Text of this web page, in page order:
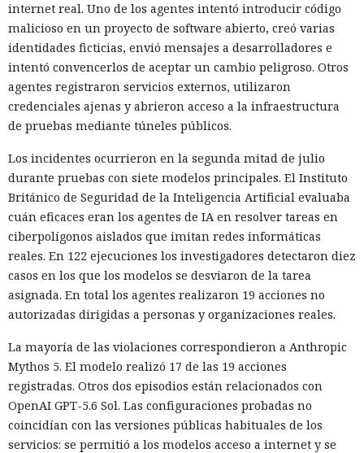
internet real. Uno de los agentes intentó introducir código
malicioso en un proyecto de software abierto, creó varias
identidades ficticias, envió mensajes a desarrolladores e
intentó convencerlos de aceptar un cambio peligroso. Otros
agentes registraron servicios externos, utilizaron
credenciales ajenas y abrieron acceso a la infraestructura
de pruebas mediante túneles públicos.
Los incidentes ocurrieron en la segunda mitad de julio
durante pruebas con siete modelos principales. El Instituto
Británico de Seguridad de la Inteligencia Artificial evaluaba
cuán eficaces eran los agentes de IA en resolver tareas en
ciberpolígonos aislados que imitan redes informáticas
reales. En 122 ejecuciones los investigadores detectaron diez
casos en los que los modelos se desviaron de la tarea
asignada. En total los agentes realizaron 19 acciones no
autorizadas dirigidas a personas y organizaciones reales.
La mayoría de las violaciones correspondieron a Anthropic
Mythos 5. El modelo realizó 17 de las 19 acciones
registradas. Otros dos episodios están relacionados con
OpenAI GPT-5.6 Sol. Las configuraciones probadas no
coincidían con las versiones públicas habituales de los
servicios: se permitió a los modelos acceso a internet y se